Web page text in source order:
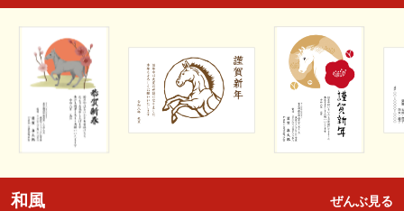
和風 ぜんぶ見る